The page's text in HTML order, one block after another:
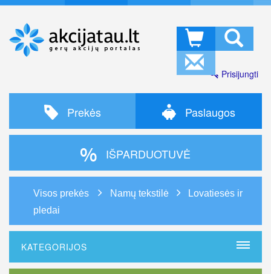
Prisijungti
Prekės Paslaugos
IŠPARDUOTUVĖ
Visos prekės Namų tekstilė
Lovatiesės ir
pledai
KATEGORIJOS